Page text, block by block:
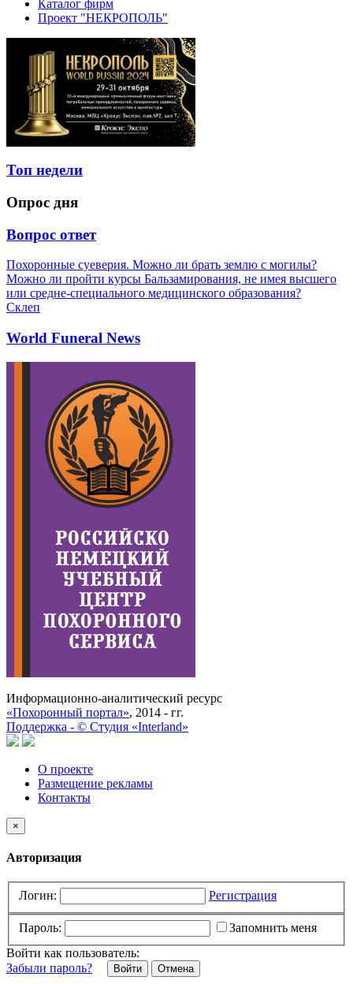
Каталог фирм
Проект "НЕКРОПОЛЬ"
Топ недели
Опрос дня
Вопрос ответ
Похоронные суеверия. Можно ли брать землю с могилы?
Можно ли пройти курсы Бальзамирования, не имея высшего
или средне-специального медицинского образования?
Склеп
World Funeral News
Информационно-аналитический ресурс
«Похоронный портал», 2014 - гг.
Поддержка - © Cтудия «Interland»
О проекте
Размещение рекламы
Контакты
×
Авторизация
Логин: Регистрация
Пароль:
Запомнить меня
Войти как пользователь:
Забыли пароль?
Отмена